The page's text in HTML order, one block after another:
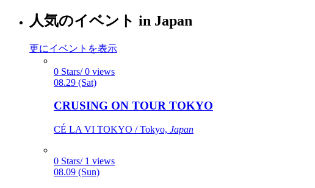
人気のイベント in Japan
更にイベントを表示
0 Stars/ 0 views
08.29 (Sat)
CRUSING ON TOUR TOKYO
CÉ LA VI TOKYO / Tokyo, Japan
0 Stars/ 1 views
08.09 (Sun)